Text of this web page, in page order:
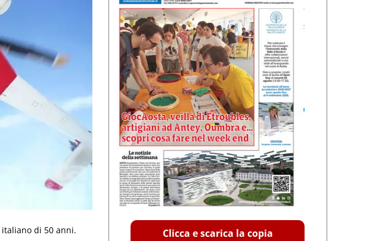
di 50 anni.
Clicca e scarica la copia